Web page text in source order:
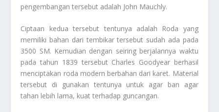
pengembangan tersebut adalah John Mauchly.
Ciptaan kedua tersebut tentunya adalah Roda yang
memiliki bahan dari tembikar tersebut sudah ada pada
3500 SM. Kemudian dengan seiring berjalannya waktu
pada tahun 1839 tersebut Charles Goodyear berhasil
menciptakan roda modern berbahan dari karet. Material
tersebut di gunakan tentunya untuk agar ban agar
tahan lebih lama, kuat terhadap guncangan.